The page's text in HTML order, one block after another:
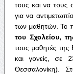
τους και να τους
για να
των μαθητών. Το
του Σχολείου,
τους μαθητές της
και γονείς, σε
Θεσσαλονίκη).